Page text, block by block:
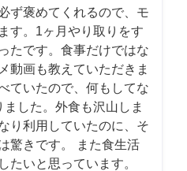
ず褒めてくれるので、モ
す。1ヶ月やり取りをす
たです。食事だけではな
動画も教えていただきま
ていたので、何もしてな
した。外食も沢山しま
り利用していたのに、そ
驚きです。 また食生活
たいと思っています。